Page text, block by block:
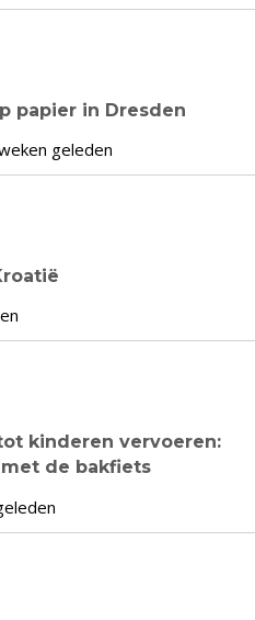
papier in Dresden
geleden
kinderen vervoeren:
de bakfiets